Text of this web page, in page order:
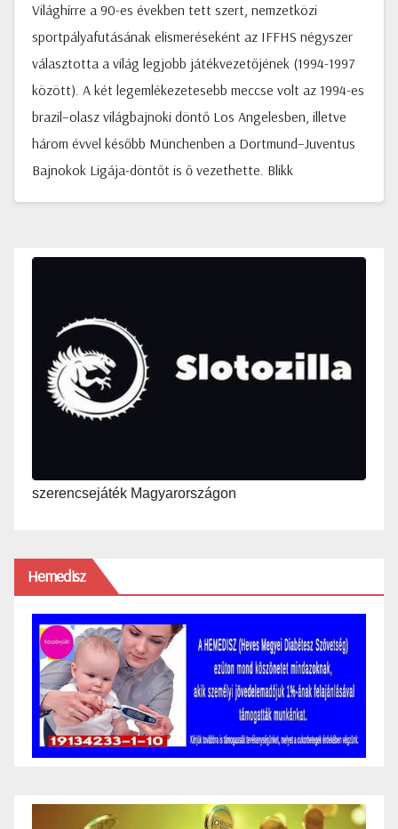
Világhírre a 90-es években tett szert, nemzetközi
sportpályafutásának elismeréseként az IFFHS négyszer
választotta a világ legjobb játékvezetőjének (1994-1997
között). A két legemlékezetesebb meccse volt az 1994-es
brazil–olasz világbajnoki döntő Los Angelesben, illetve
három évvel később Münchenben a Dortmund–Juventus
Bajnokok Ligája-döntőt is ő vezethette. Blikk
szerencsejáték Magyarországon
Hemedisz